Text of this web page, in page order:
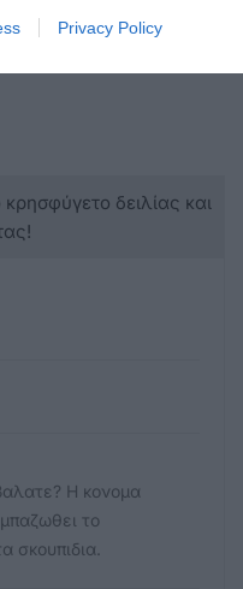
Privacy Policy
δειλίας και
Η κονομα
το
σκουπιδια.